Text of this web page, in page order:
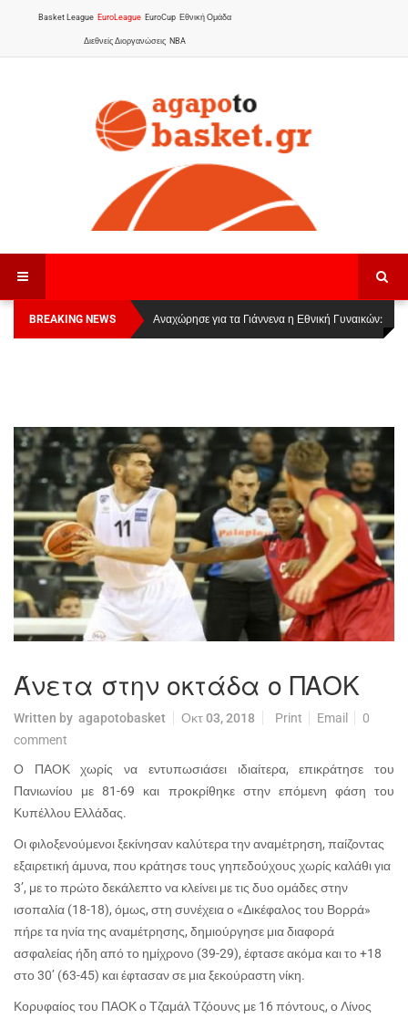
Basket League EuroLeague EuroCup Εθνική Ομάδα
Διεθνείς Διοργανώσεις NBA
BREAKING NEWS
Οι Πάνθηρες Καβάλας στην Women Basketball
League 1
Αναχώρησε για τα Γιάννενα η Εθνική Γυναικών:
Άνετα στην οκτάδα ο ΠΑΟΚ
Written by agapotobasket Οκτ 03, 2018 Print Email
0
comment
Ο ΠΑΟΚ χωρίς να εντυπωσιάσει ιδιαίτερα, επικράτησε του
Πανιωνίου με 81-69 και προκρίθηκε στην επόμενη φάση του
Κυπέλλου Ελλάδας.
Οι φιλοξενούμενοι ξεκίνησαν καλύτερα την αναμέτρηση, παίζοντας
εξαιρετική άμυνα, που κράτησε τους γηπεδούχους χωρίς καλάθι για
3’, με το πρώτο δεκάλεπτο να κλείνει με τις δυο ομάδες στην
ισοπαλία (18-18), όμως, στη συνέχεια ο «Δικέφαλος του Βορρά»
πήρε τα ηνία της αναμέτρησης, δημιούργησε μια διαφορά
ασφαλείας ήδη από το ημίχρονο (39-29), έφτασε ακόμα και το +18
στο 30’ (63-45) και έφτασαν σε μια ξεκούραστη νίκη.
Κορυφαίος του ΠΑΟΚ ο Τζαμάλ Τζόουνς με 16 πόντους, ο Λίνος